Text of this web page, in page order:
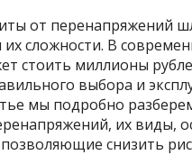
от перенапряжений
сложности. В
стоить миллионы
выбора и
мы подробно
их виды,
снизить